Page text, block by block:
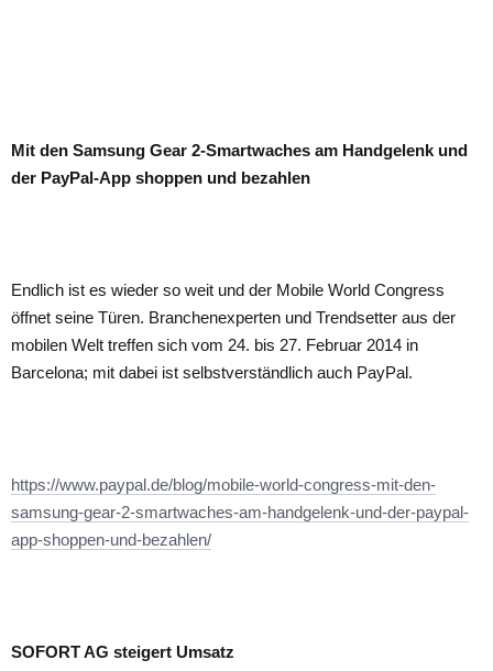
Mit den Samsung Gear 2-Smartwaches am Handgelenk und
der PayPal-App shoppen und bezahlen
Endlich ist es wieder so weit und der Mobile World Congress
öffnet seine Türen. Branchenexperten und Trendsetter aus der
mobilen Welt treffen sich vom 24. bis 27. Februar 2014 in
Barcelona; mit dabei ist selbstverständlich auch PayPal.
https://www.paypal.de/blog/mobile-world-congress-mit-den-
samsung-gear-2-smartwaches-am-handgelenk-und-der-paypal-
app-shoppen-und-bezahlen/
SOFORT AG steigert Umsatz